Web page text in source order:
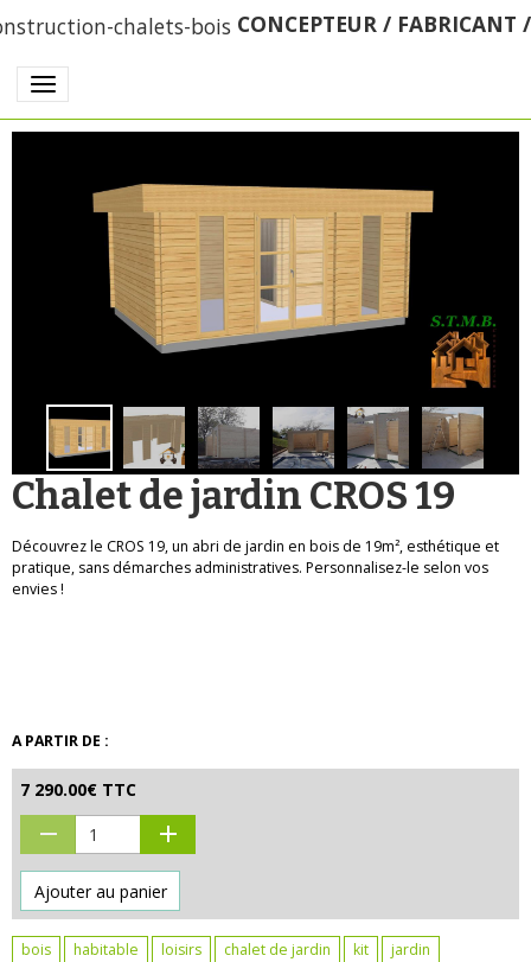
CONCEPTEUR / FABRICANT
Chalet de jardin CROS 19
Découvrez le CROS 19, un abri de jardin en bois de 19m², esthétique et
pratique, sans démarches administratives. Personnalisez-le selon vos
envies !
A PARTIR DE :
7 290.00€ TTC
Ajouter au panier
bois habitable loisirs chalet de jardin kit jardin